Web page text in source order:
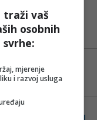
“.
za
traži vaš
osobnih
mjerenje
i razvoj usluga